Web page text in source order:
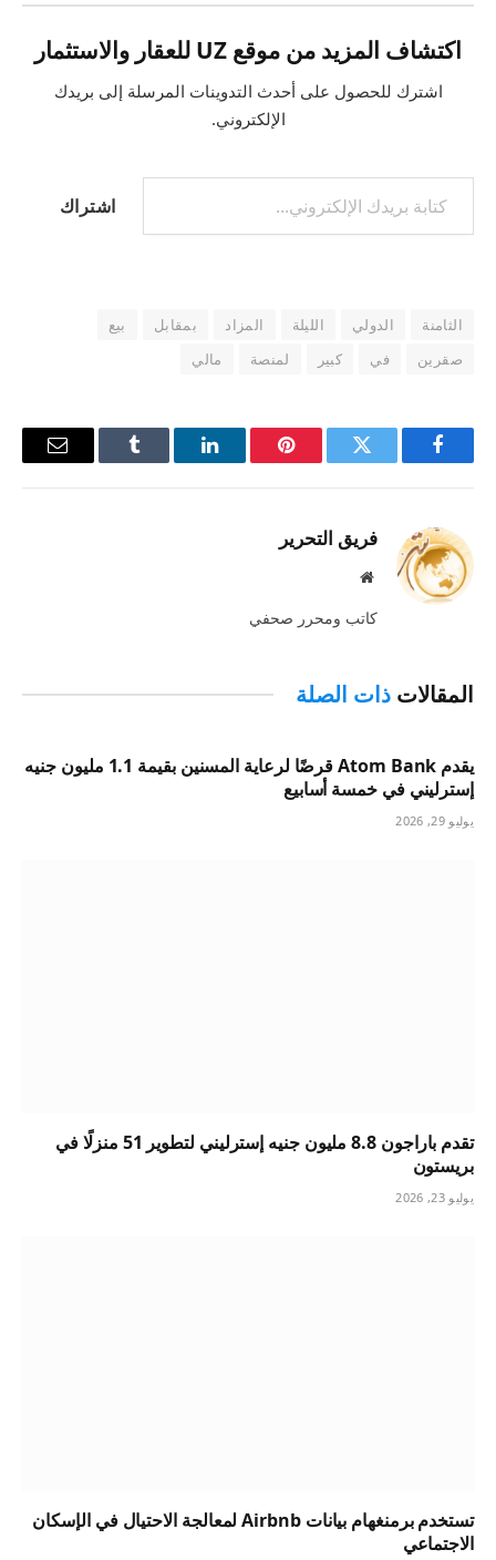
اكتشاف المزيد من موقع UZ للعقار والاستثمار
اشترك للحصول على أحدث التدوينات المرسلة إلى بريدك
الإلكتروني.
كتابة بريدك الإلكتروني...
اشتراك
الثامنة الدولي الليلة المزاد بمقابل
بيع
صقرين
في كبير لمنصة مالي
فيسبوك تويتر بينتيريستلينكدإن Tumblr
البريد
فريق التحرير
موقع
كاتب ومحرر صحفي
المقالات ذات الصلة
يقدم Atom Bank قرضًا لرعاية المسنين بقيمة 1.1 مليون جنيه
إسترليني في خمسة أسابيع
يوليو 29, 2026
تقدم باراجون 8.8 مليون جنيه إسترليني لتطوير 51 منزلًا في
بريستون
يوليو 23, 2026
تستخدم برمنغهام بيانات Airbnb لمعالجة الاحتيال في الإسكان
الاجتماعي